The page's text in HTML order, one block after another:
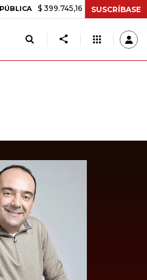
$ 399.745,16 +$ 2.295,71 +0,58%
SUSCRÍBASE